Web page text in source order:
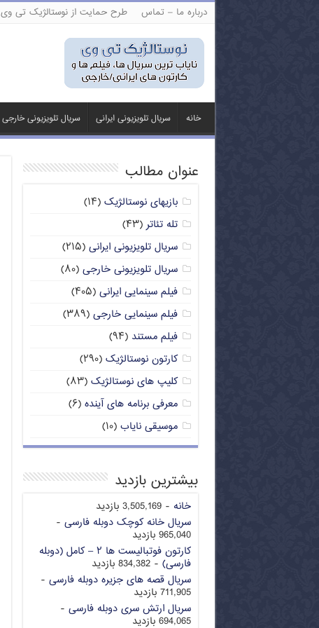
درباره ما – تماس طرح حمایت از نوستالژیک تی وی
خانه سریال تلویزیونی ایرانی سریال تلویزیونی خارجی
عنوان مطالب
بازیهای نوستالژیک (۱۴)
تله تئاتر(۴۳)
سریال تلویزیونی ایرانی (۲۱۵)
سریال تلویزیونی خارجی (۸۰)
فیلم سینمایی ایرانی (۴۰۵)
فیلم سینمایی خارجی (۳۸۹)
فیلم مستند (۹۴)
کارتون نوستالژیک (۲۹۰)
کلیپ های نوستالژیک (۸۳)
معرفی برنامه های آینده (۶)
موسیقی نایاب (۱۰)
بیشترین بازدید
خانه - 3,505,169 بازدید
سریال خانه کوچک دوبله فارسی -
965,040 بازدید
کارتون فوتبالیست ها ۲ – کامل (دوبله
فارسی) - 834,382 بازدید
سریال قصه های جزیره دوبله فارسی -
711,905 بازدید
سریال ارتش سری دوبله فارسی -
694,065 بازدید